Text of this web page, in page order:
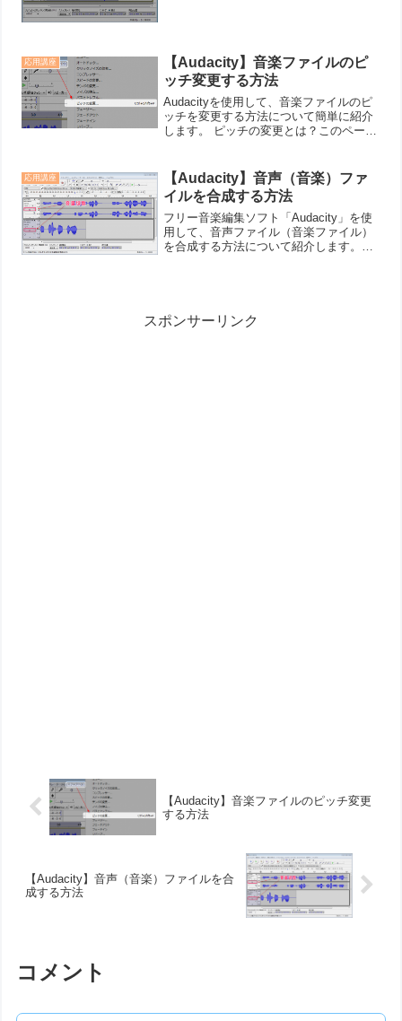
応用講座
【Audacity】音楽ファイルのピ
ッチ変更する方法
Audacityを使用して、音楽ファイルのピ
ッチを変更する方法について簡単に紹介
します。 ピッチの変更とは？このページ
音源を用意しました。▲サンプル音声
（CeVIO...
応用講座
【Audacity】音声（音楽）ファ
イルを合成する方法
フリー音楽編集ソフト「Audacity」を使
用して、音声ファイル（音楽ファイル）
を合成する方法について紹介します。例
スポンサーリンク
【Audacity】音楽ファイルのピッチ変更
する方法
【Audacity】音声（音楽）ファイルを合
成する方法
コメント